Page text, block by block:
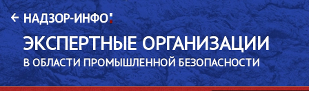
ЭКСПЕРТНЫЕ ОРГАНИЗАЦИИ
В ОБЛАСТИ ПРОМЫШЛЕННОЙ БЕЗОПАСНОСТИ